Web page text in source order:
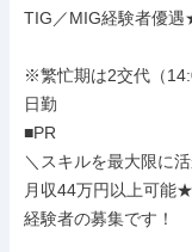
TIG／MIG経験者優
※繁忙期は2交代（
日勤
■PR
＼スキルを最大限に
月収44万円以上可能★
経験者の募集です！